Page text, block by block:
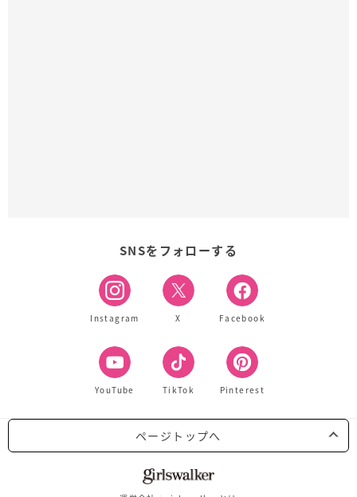
SNSをフォローする
Instagram X Facebook
YouTube TikTok Pinterest
ページトップへ